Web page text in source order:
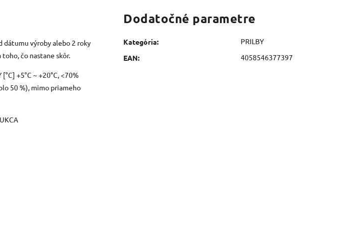
dátumu výroby alebo 2 roky
čo nastane skôr.
[°C] +5°C ~ +20°C, <70%
50 %), mimo priameho
Dodatočné parametre
Kategória:
PRILBY
EAN: 4058546377397